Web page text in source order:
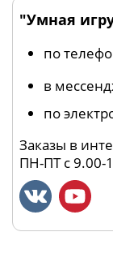
"Умная
по
в
по
Заказы в
ПН-ПТ с 9.00-